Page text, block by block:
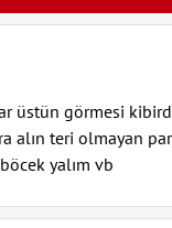
üstün görmesi
alın teri olmayan
yalım vb